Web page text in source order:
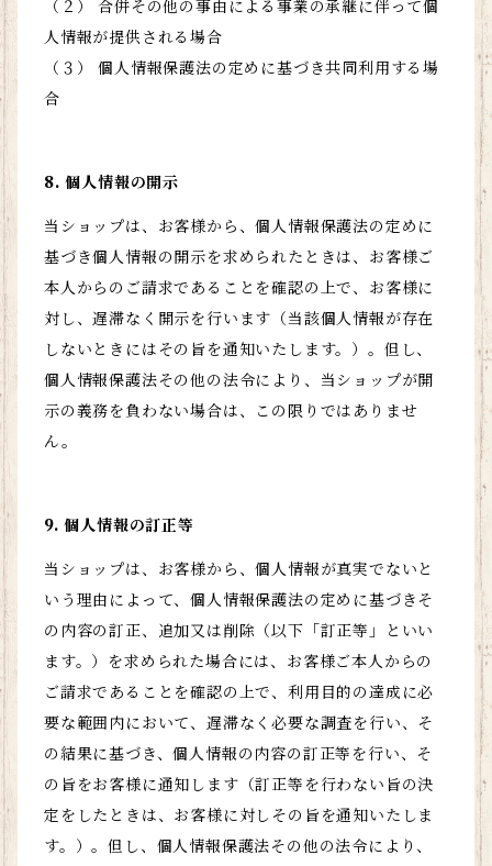
（２） 合併その他の事由による事業の承継に伴って個
人情報が提供される場合
（３） 個人情報保護法の定めに基づき共同利用する場
合
8. 個人情報の開示
当ショップは、お客様から、個人情報保護法の定めに
基づき個人情報の開示を求められたときは、お客様ご
本人からのご請求であることを確認の上で、お客様に
対し、遅滞なく開示を行います（当該個人情報が存在
しないときにはその旨を通知いたします。）。但し、
個人情報保護法その他の法令により、当ショップが開
示の義務を負わない場合は、この限りではありませ
ん。
9. 個人情報の訂正等
当ショップは、お客様から、個人情報が真実でないと
いう理由によって、個人情報保護法の定めに基づきそ
の内容の訂正、追加又は削除（以下「訂正等」といい
ます。）を求められた場合には、お客様ご本人からの
ご請求であることを確認の上で、利用目的の達成に必
要な範囲内において、遅滞なく必要な調査を行い、そ
の結果に基づき、個人情報の内容の訂正等を行い、そ
の旨をお客様に通知します（訂正等を行わない旨の決
定をしたときは、お客様に対しその旨を通知いたしま
す。）。但し、個人情報保護法その他の法令により、